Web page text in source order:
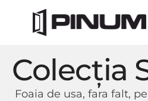
Colecția
Foaia de usa, fara falt,